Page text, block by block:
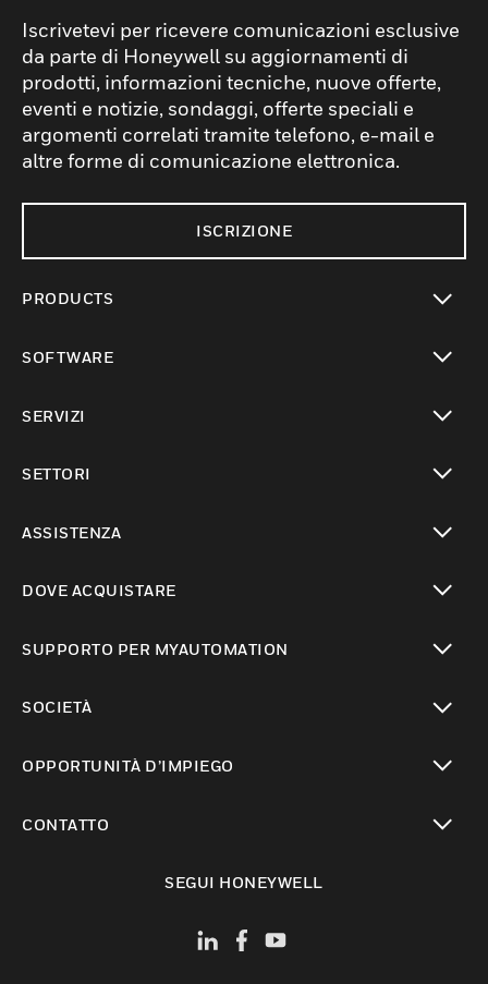
Iscrivetevi per ricevere comunicazioni esclusive
da parte di Honeywell su aggiornamenti di
prodotti, informazioni tecniche, nuove offerte,
eventi e notizie, sondaggi, offerte speciali e
argomenti correlati tramite telefono, e-mail e
altre forme di comunicazione elettronica.
ISCRIZIONE
PRODUCTS
SOFTWARE
SERVIZI
SETTORI
ASSISTENZA
DOVE ACQUISTARE
SUPPORTO PER MYAUTOMATION
SOCIETÀ
OPPORTUNITÀ D’IMPIEGO
CONTATTO
SEGUI HONEYWELL